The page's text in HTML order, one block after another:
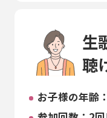
生
聴
お子様の年齢